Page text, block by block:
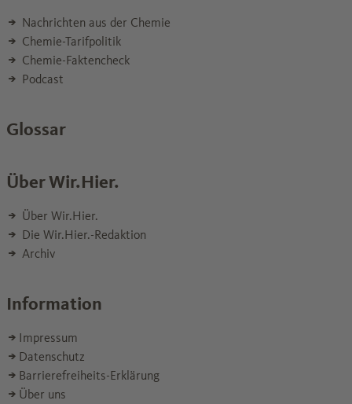
Nachrichten aus der Chemie
Chemie-Tarifpolitik
Chemie-Faktencheck
Podcast
Glossar
Über Wir.Hier.
Über Wir.Hier.
Die Wir.Hier.-Redaktion
Archiv
Information
Impressum
Datenschutz
Barrierefreiheits-Erklärung
Über uns